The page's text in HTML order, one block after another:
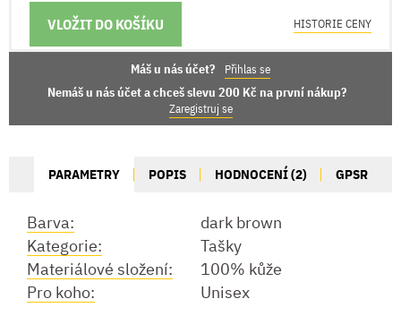
VLOŽIT DO KOŠÍKU
MOŽNOSTI DORUČENÍ HISTORIE CENY
Máš u nás účet? Přihlas se
Nemáš u nás účet a chceš slevu 200 Kč na první nákup?
Zaregistruj se
PARAMETRY POPIS HODNOCENÍ (2) GPSR
Barva:
dark brown
Kategorie:
Tašky
Materiálové složení:
100% kůže
Pro koho:
Unisex